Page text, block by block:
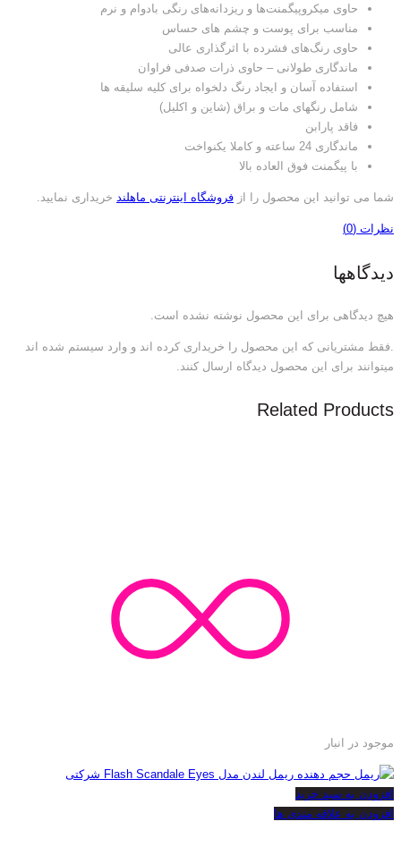
حاوی میکروپیگمنت‌ها و ریزدانه‌های رنگی بادوام و نرم
مناسب برای پوست و چشم های حساس
حاوی رنگ‌های فشرده با اثرگذاری عالی
ماندگاری طولانی – حاوی ذرات صدفی فراوان
استفاده‌ آسان و ایجاد رنگ دلخواه برای کلیه سلیقه ها
شامل رنگهای مات و براق (شاین و اکلیل)
فاقد پارابن
ماندگاری 24 ساعته و کاملا یکنواخت
با پیگمنت فوق العاده بالا
شما می توانید این محصول را از فروشگاه اینترنتی ماهلند خریداری نمایید.
نظرات (0)
دیدگاهها
هیچ دیدگاهی برای این محصول نوشته نشده است.
.فقط مشتریانی که این محصول را خریداری کرده اند و وارد سیستم شده اند
میتوانند برای این محصول دیدگاه ارسال کنند.
Related Products
موجود در انبار
افزودن به سبد خرید
افزودن به علاقه مندی ها